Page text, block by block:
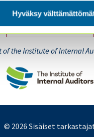
Hyväksy
KIRJAUDU SISÄÄN
of the Institute of Internal
© 2026 Sisäiset